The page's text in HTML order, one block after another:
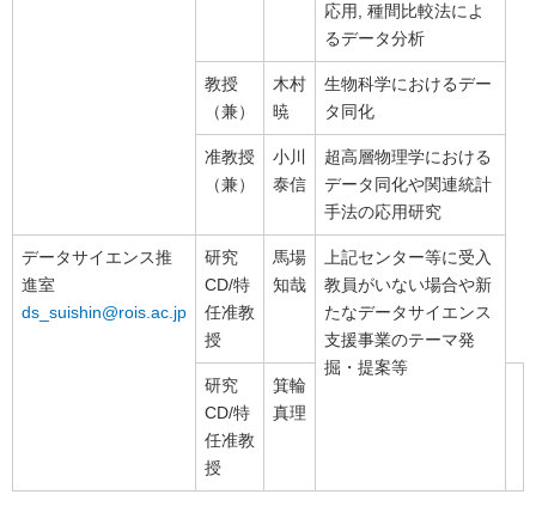
応用, 種間比較法によ
るデータ分析
教授
（兼）
木村
暁
生物科学におけるデー
タ同化
准教授
（兼）
小川
泰信
超高層物理学における
データ同化や関連統計
手法の応用研究
データサイエンス推
進室
ds_suishin@rois.ac.jp
研究
CD/特
任准教
授
馬場
知哉
上記センター等に受入
教員がいない場合や新
たなデータサイエンス
支援事業のテーマ発
掘・提案等
研究
CD/特
任准教
授
箕輪
真理